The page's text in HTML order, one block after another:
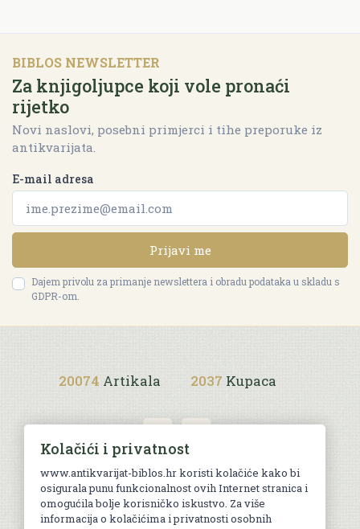
BIBLOS NEWSLETTER
Za knjigoljupce koji vole pronaći
rijetko
Novi naslovi, posebni primjerci i tihe preporuke iz
antikvarijata.
E-mail adresa
Prijavi me
Dajem privolu za primanje newslettera i obradu podataka u skladu s
GDPR-om.
20074 Artikala 2037 Kupaca
Uvjeti kupnje
Kolačići i privatnost
www.antikvarijat-biblos.hr koristi kolačiće kako bi
osigurala punu funkcionalnost ovih Internet stranica i
omogućila bolje korisničko iskustvo. Za više
informacija o kolačićima i privatnosti osobnih